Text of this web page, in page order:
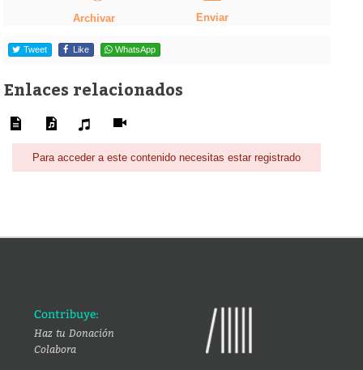
Archivar Enviar
Tweet Like WhatsApp
Enlaces relacionados
Para acceder a este contenido necesitas estar registrado
Contribuye:
Haz tu Donación
Colabora